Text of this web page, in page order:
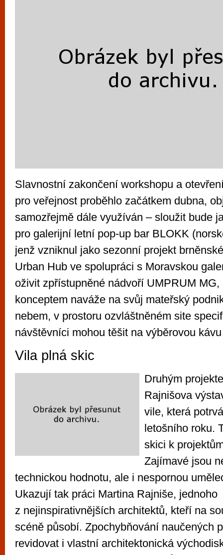
Slavnostní zakončení workshopu a
pro veřejnost proběhlo začátkem dubna,
samozřejmě dále využíván – sloužit bude
pro galerijní letní pop-up bar BLOKK
jenž vzniknul jako sezonní projekt
Urban Hub ve spolupráci s Moravskou
oživit zpřístupněné nádvoří UMPRUM MG,
konceptem naváže na svůj mateřský
nebem, v prostoru ozvláštněném site
návštěvníci mohou těšit na výběrovou
Vila plná skic
Druhým
Rajnišova
vile, která
letošního roku.
skici k
Zajímavé jsou
technickou hodnotu, ale i nespornou
Ukazují tak práci Martina Rajniše, jednoho
z nejinspirativnějších architektů, kteří na
scéně působí. Zpochybňování naučených
revidovat i vlastní architektonická